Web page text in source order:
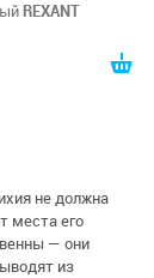
REXANT
не должна
места его
— они
из